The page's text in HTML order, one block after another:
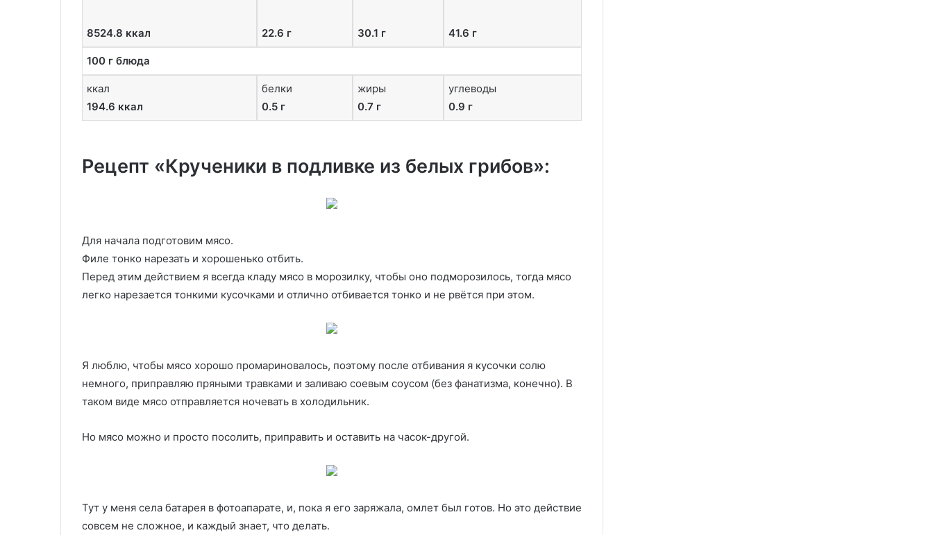
8524.8 ккал 22.6 г 30.1 г 41.6 г
100 г блюда
ккал
194.6 ккал
белки
0.5 г
жиры
0.7 г
углеводы
0.9 г
Рецепт «Крученики в подливке из белых грибов»:
Для начала подготовим мясо.
Филе тонко нарезать и хорошенько отбить.
Перед этим действием я всегда кладу мясо в морозилку, чтобы оно подморозилось, тогда мясо
легко нарезается тонкими кусочками и отлично отбивается тонко и не рвётся при этом.
Я люблю, чтобы мясо хорошо промариновалось, поэтому после отбивания я кусочки солю
немного, приправляю пряными травками и заливаю соевым соусом (без фанатизма, конечно). В
таком виде мясо отправляется ночевать в холодильник.
Но мясо можно и просто посолить, приправить и оставить на часок-другой.
Тут у меня села батарея в фотоапарате, и, пока я его заряжала, омлет был готов. Но это действие
совсем не сложное, и каждый знает, что делать.